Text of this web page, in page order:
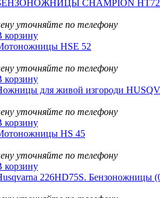
CHAMPION
уточняйте по телефону
корзину
HSE 52
уточняйте по телефону
корзину
для живой изгороди
уточняйте по телефону
корзину
HS 45
уточняйте по телефону
корзину
226HD75S. Бензоножницы